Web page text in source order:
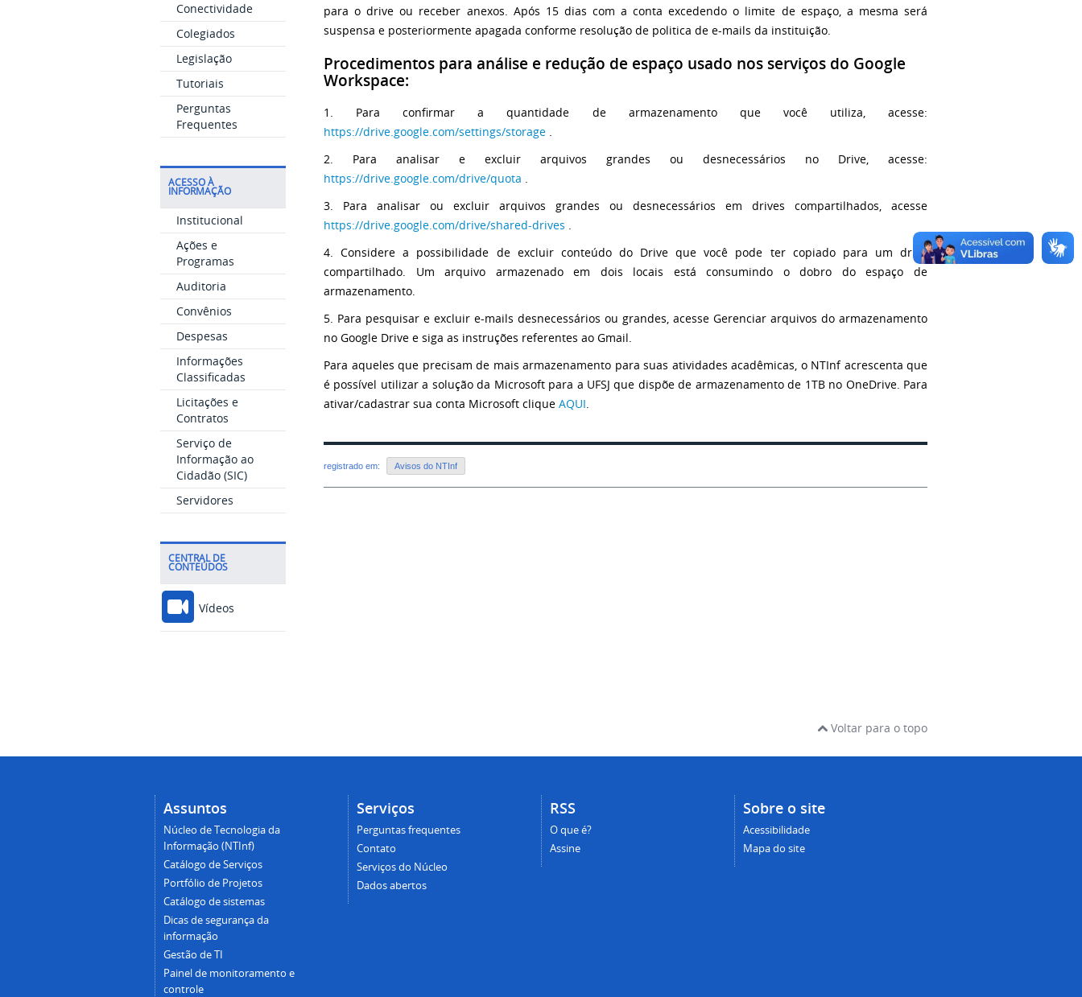
Conectividade
Colegiados
Legislação
Tutoriais
Perguntas
Frequentes
ACESSO À
INFORMAÇÃO
Institucional
Ações e
Programas
Auditoria
Convênios
Despesas
Informações
Classificadas
Licitações e
Contratos
Serviço de
Informação ao
Cidadão (SIC)
Servidores
CENTRAL DE
CONTEÚDOS
Vídeos
para o drive ou receber anexos. Após 15 dias com a conta excedendo o limite de espaço, a mesma será
suspensa e posteriormente apagada conforme resolução de politica de e-mails da instituição.
Procedimentos para análise e redução de espaço usado nos serviços do Google
Workspace:
1. Para confirmar a quantidade de armazenamento que você utiliza, acesse:
https://drive.google.com/settings/storage .
2. Para analisar e excluir arquivos grandes ou desnecessários no Drive, acesse:
https://drive.google.com/drive/quota .
3. Para analisar ou excluir arquivos grandes ou desnecessários em drives compartilhados, acesse
https://drive.google.com/drive/shared-drives .
4. Considere a possibilidade de excluir conteúdo do Drive que você pode ter copiado para um drive
compartilhado. Um arquivo armazenado em dois locais está consumindo o dobro do espaço de
armazenamento.
5. Para pesquisar e excluir e-mails desnecessários ou grandes, acesse Gerenciar arquivos do armazenamento
no Google Drive e siga as instruções referentes ao Gmail.
Para aqueles que precisam de mais armazenamento para suas atividades acadêmicas, o NTInf acrescenta que
é possível utilizar a solução da Microsoft para a UFSJ que dispõe de armazenamento de 1TB no OneDrive. Para
ativar/cadastrar sua conta Microsoft clique AQUI.
registrado em: Avisos do NTInf
Voltar para o topo
Assuntos
Núcleo de Tecnologia da
Informação (NTInf)
Catálogo de Serviços
Portfólio de Projetos
Catálogo de sistemas
Dicas de segurança da
informação
Gestão de TI
Painel de monitoramento e
controle
Serviços
Perguntas frequentes
Contato
Serviços do Núcleo
Dados abertos
RSS
O que é?
Assine
Sobre o site
Acessibilidade
Mapa do site